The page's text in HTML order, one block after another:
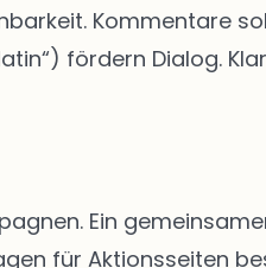
Kommentare
fördern Dialog.
Ein
für Aktionsseiten